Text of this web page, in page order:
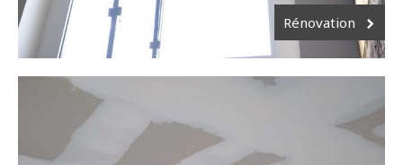
Rénovation